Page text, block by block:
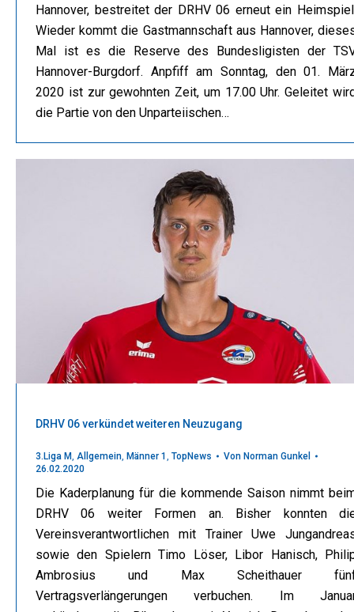
Hannover, bestreitet der DRHV 06 erneut ein
Wieder kommt die Gastmannschaft aus Hannover,
Mal ist es die Reserve des Bundesligisten der
Hannover-Burgdorf. Anpfiff am Sonntag, den 01.
2020 ist zur gewohnten Zeit, um 17.00 Uhr. Geleitet
die Partie von den Unparteiischen…
DRHV 06 verkündet weiteren Neuzugang
3.Liga M, Allgemein, Männer 1, TopNews Von Norman Gunkel
26.02.2020
Die Kaderplanung für die kommende Saison nimmt
DRHV 06 weiter Formen an. Bisher konnten
Vereinsverantwortlichen mit Trainer Uwe
sowie den Spielern Timo Löser, Libor Hanisch,
Ambrosius und Max Scheithauer
Vertragsverlängerungen verbuchen. Im